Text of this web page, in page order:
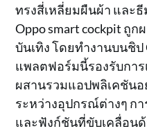
ทรงสี่เหลี่ยมผืนผ้า และ
Oppo smart cockpit ถู
บันเทิง โดยทำงานบนชิป
แพลตฟอร์มนี้รองรับการ
ผสานรวมแอปพลิเคชันอ
ระหว่างอุปกรณ์ต่างๆ ก
และฟังก์ชันที่ขับเคลื่อนด้